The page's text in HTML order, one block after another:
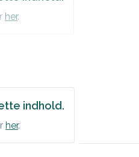
her.
indhold.
her.